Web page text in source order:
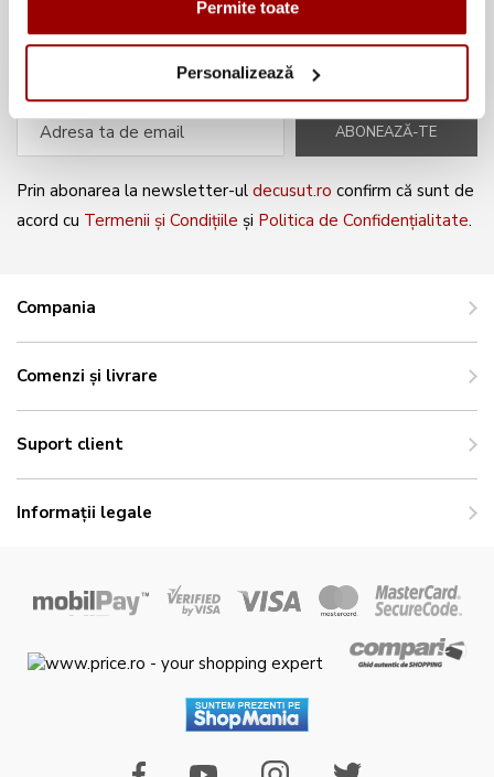
Permite toate
Personalizează
mereu la curent cu noile produse și
oferte speciale!
ABONEAZĂ-TE
Prin abonarea la newsletter-ul decusut.ro confirm că sunt de
acord cu Termenii și Condițiile și Politica de Confidențialitate.
Compania
Comenzi și livrare
Suport client
Informații legale